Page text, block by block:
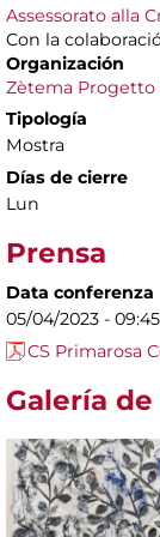
Assessorato alla
Con la
Organización
Zètema Progetto
Tipología
Mostra
Días de cierre
Lun
Prensa
Data conferenza
05/04/2023 - 09:45
CS Primarosa
Galería